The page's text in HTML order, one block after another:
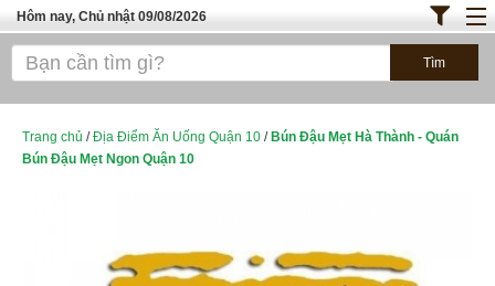
Hôm nay, Chủ nhật 09/08/2026
Trang chủ
Bánh - Đồ Ăn Vặt
ĐỊA ĐIỂM ĂN UỐNG HÀ NỘI
Trang chủ /Địa Điểm Ăn Uống Quận 10 / Bún Đậu Mẹt Hà Thành - Quán
Bún Đậu Mẹt Ngon Quận 10